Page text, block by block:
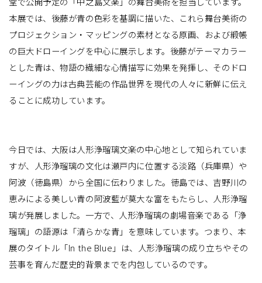
本展では、後藤が青の色彩を基調に描いた、これら舞台美術の
プロジェクション・マッピングの素材となる原画、および緞帳
の巨大ドローイングを中心に展示します。後藤がテーマカラー
とした青は、物語の繊細な心情描写に効果を発揮し、そのドロ
ーイングの力は古典芸能の作品世界を現代の人々に新鮮に伝え
ることに成功しています。
今日では、大阪は人形浄瑠璃文楽の中心地として知られていま
すが、人形浄瑠璃の文化は瀬戸内に位置する淡路（兵庫県）や
阿波（徳島県）から全国に伝わりました。徳島では、吉野川の
恵みによる美しい青の阿波藍が莫大な富をもたらし、人形浄瑠
璃が発展しました。一方で、人形浄瑠璃の劇場音楽である「浄
瑠璃」の語源は「清らかな青」を意味しています。つまり、本
展のタイトル「In the Blue」は、人形浄瑠璃の成り立ちやその
芸事を育んだ歴史的背景までを内包しているのです。